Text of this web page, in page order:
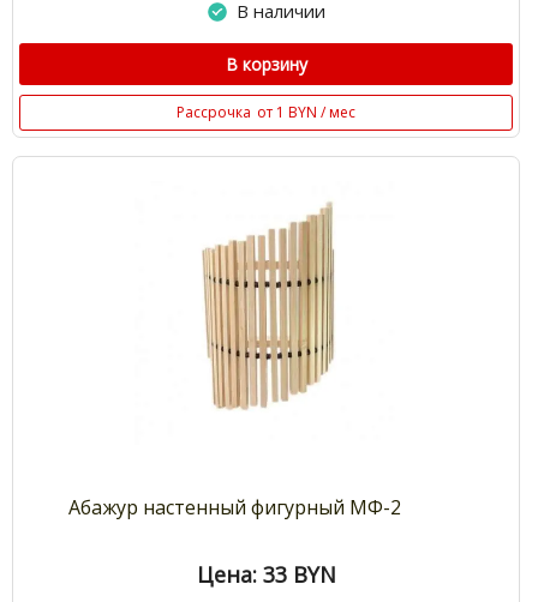
В наличии
В корзину
Рассрочка от 1 BYN / мес
Абажур настенный фигурный МФ-2
Цена: 33 BYN